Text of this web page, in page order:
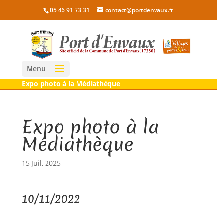
05 46 91 73 31 contact@portdenvaux.fr
Menu
Expo photo à la Médiathèque
Expo photo à la
Médiathèque
15 Juil, 2025
10/11/2022